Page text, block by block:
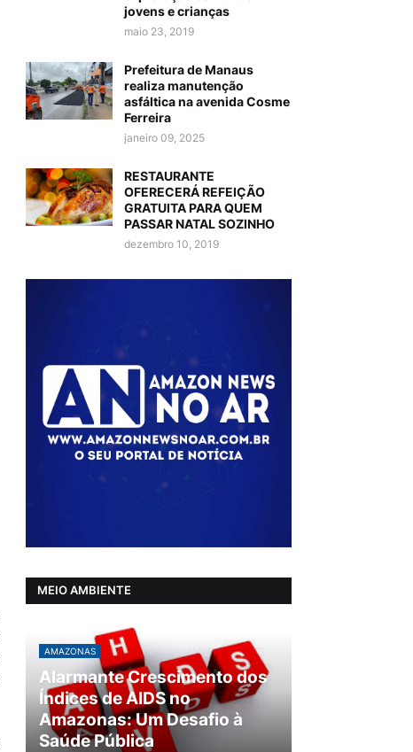
jovens e crianças
maio 23, 2019
Prefeitura de Manaus
realiza manutenção
asfáltica na avenida Cosme
Ferreira
janeiro 09, 2025
RESTAURANTE
OFERECERÁ REFEIÇÃO
GRATUITA PARA QUEM
PASSAR NATAL SOZINHO
dezembro 10, 2019
MEIO AMBIENTE
AMAZONAS
Alarmante Crescimento dos
Índices de AIDS no
Amazonas: Um Desafio à
Saúde Pública